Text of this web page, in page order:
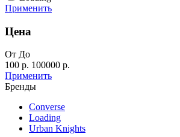
Применить
Цена
От До
100 р. 100000 р.
Применить
Бренды
Converse
Loading
Urban Knights